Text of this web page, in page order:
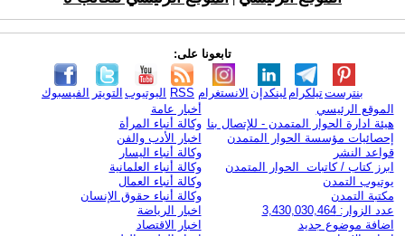
تابعونا على:
الفيسبوك التويتر اليوتيوب RSS الانستغرام لينكدإن تيلكرامبنترست
الموقع الرئيسي
هيئة ادارة الحوار المتمدن - للإتصال بنا
إحصائيات مؤسسة الحوار المتمدن
قواعد النشر
ابرز كتاب / كاتبات الحوار المتمدن
يوتيوب التمدن
مكتبة التمدن
عدد الزوار: 3,430,030,464
اضافة موضوع جديد
أخبار عامة
وكالة أنباء المرأة
اخبار الأدب والفن
وكالة أنباء اليسار
وكالة أنباء العلمانية
وكالة أنباء العمال
وكالة أنباء حقوق الإنسان
اخبار الرياضة
اخبار الاقتصاد